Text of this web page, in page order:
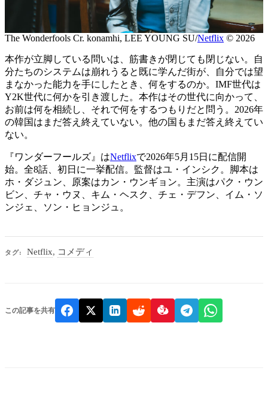
The Wonderfools Cr. konamhi, LEE YOUNG SU/Netflix © 2026
本作が立脚している問いは、筋書きが閉じても閉じない。自
分たちのシステムは崩れうると既に学んだ街が、自分では望
まなかった能力を手にしたとき、何をするのか。IMF世代は
Y2K世代に何かを引き渡した。本作はその世代に向かって、
お前は何を相続し、それで何をするつもりだと問う。2026年
の韓国はまだ答え終えていない。他の国もまだ答え終えてい
ない。
『ワンダーフールズ』はNetflixで2026年5月15日に配信開
始。全8話、初日に一挙配信。監督はユ・インシク。脚本は
ホ・ダジュン、原案はカン・ウンギョン。主演はパク・ウン
ビン、チャ・ウヌ、キム・ヘスク、チェ・デフン、イム・ソ
ンジェ、ソン・ヒョンジュ。
タグ: Netflix, コメディ
この記事を共有